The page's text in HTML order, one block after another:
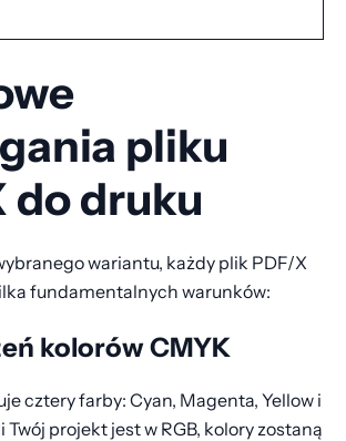
pliku
do druku
wariantu, każdy plik PDF/X
fundamentalnych warunków:
kolorów CMYK
cztery farby: Cyan, Magenta, Yellow i
Twój projekt jest w RGB, kolory zostaną